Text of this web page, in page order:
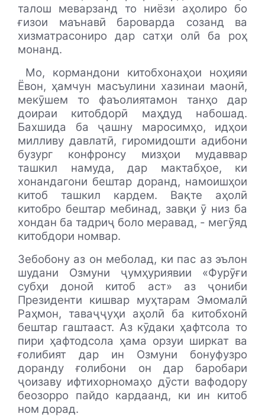
талош меварзанд то ниёзи аҳолиро бо
ғизои маънавӣ бароварда созанд ва
хизматрасониро дар сатҳи олӣ ба роҳ
монанд.
Мо, кормандони китобхонаҳои ноҳияи
Ёвон, ҳамчун масъулини хазинаи маонӣ,
мекӯшем то фаъолиятамон танҳо дар
доираи китобдорӣ маҳдуд набошад.
Бахшида ба ҷашну маросимҳо, идҳои
милливу давлатӣ, гиромидошти адибони
бузург конфронсу мизҳои мудаввар
ташкил намуда, дар мактабҳое, ки
хонандагони бештар доранд, намоишҳои
китоб ташкил кардем. Вақте аҳолӣ
китобро бештар мебинад, завқи ӯ низ ба
хондан ба тадриҷ боло меравад, - мегӯяд
китобдори номвар.
Зебобону аз он меболад, ки пас аз эълон
шудани Озмуни ҷумҳуриявии «Фурӯғи
субҳи доноӣ китоб аст» аз ҷониби
Президенти кишвар муҳтарам Эмомалӣ
Раҳмон, таваҷҷуҳи аҳолӣ ба китобхонӣ
бештар гаштааст. Аз кӯдаки ҳафтсола то
пири ҳафтодсола ҳама орзуи ширкат ва
ғолибият дар ин Озмуни бонуфузро
доранду ғолибони он дар баробари
ҷоизаву ифтихорномаҳо дӯсти вафодору
беозорро пайдо кардаанд, ки ин китоб
ном дорад.